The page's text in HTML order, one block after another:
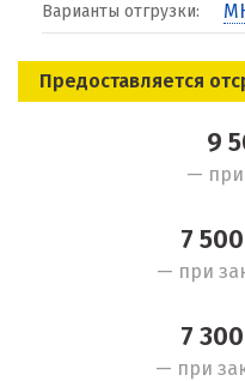
Варианты отгрузки:
Предоставляется
9
— при
7 500
— при
7 300
— при